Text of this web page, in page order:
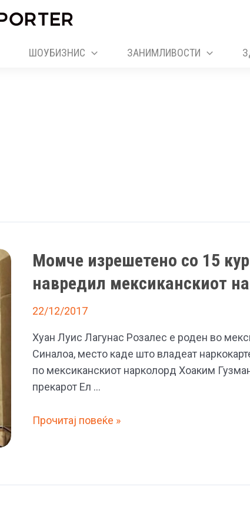
ШОУБИЗНИС ЗАНИМЛИВОСТИ
Момче изрешетено со 15
навредил мексиканскиот
22/12/2017
Хуан Луис Лагунас Розалес е роден во
Синалоа, место каде што владеат
по мексиканскиот нарколорд Хоаким
прекарот Ел …
Момче
куршуми
Прочитај повеќе »